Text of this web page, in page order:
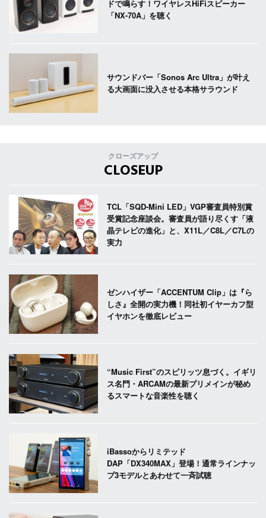
ドで鳴らす！ワイヤレスHiFiスピーカー
「NX-70A」を聴く
サウンドバー「Sonos Arc Ultra」が叶え
る大画面に没入させる本格サラウンド
クローズアップ
CLOSEUP
TCL「SQD-Mini LED」VGP審査員特別賞
受賞記念座談会。審査員が語り尽くす「液
晶テレビの進化」と、X11L／C8L／C7Lの
実力
ゼンハイザー「ACCENTUM Clip」は『ら
しさ』全開の実力機！同社初イヤーカフ型
イヤホンを徹底レビュー
“Music First”のスピリッツ息づく。イギリ
ス名門・ARCAMの最新プリメインが秘め
るスマートな音楽性を聴く
iBassoからリミテッド
DAP「DX340MAX」登場！通常ラインナッ
プ3モデルとあわせて一斉試聴